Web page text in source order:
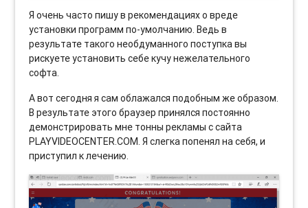
Я очень часто пишу в рекомендациях о вреде
установки программ по-умолчанию. Ведь в
результате такого необдуманного поступка вы
рискуете установить себе кучу нежелательного
софта.
А вот сегодня я сам облажался подобным же образом.
В результате этого браузер принялся постоянно
демонстрировать мне тонны рекламы с сайта
PLAYVIDEOCENTER.COM. Я слегка попенял на себя, и
приступил к лечению.